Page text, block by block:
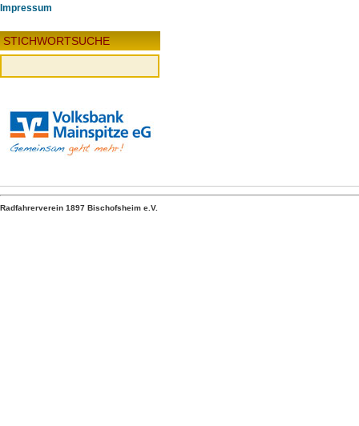
Impressum
STICHWORTSUCHE
Radfahrerverein 1897 Bischofsheim e.V.